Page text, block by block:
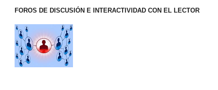
FOROS DE DISCUSIÓN E INTERACTIVIDAD CON EL LECTOR